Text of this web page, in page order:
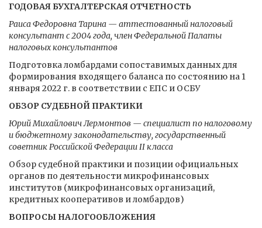
ГОДОВАЯ БУХГАЛТЕРСКАЯ ОТЧЕТНОСТЬ
Раиса Федоровна Тарина — аттестованный налоговый
консультант с 2004 года, член Федеральной Палаты
налоговых консультантов
Подготовка ломбардами сопоставимых данных для
формирования входящего баланса по состоянию на 1
января 2022 г. в соответствии с ЕПС и ОСБУ
ОБЗОР СУДЕБНОЙ ПРАКТИКИ
Юрий Михайлович Лермонтов — специалист по налоговому
и бюджетному законодательству, государственный
советник Российской Федерации II класса
Обзор судебной практики и позиции официальных
органов по деятельности микрофинансовых
институтов (микрофинансовых организаций,
кредитных кооперативов и ломбардов)
ВОПРОСЫ НАЛОГООБЛОЖЕНИЯ